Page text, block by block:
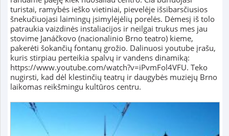
turistai, ramybės ieško vietiniai, pievelėje išsibarsčiusios
šnekučiuojasi laimingų įsimylėjėlių porelės. Dėmesį iš tolo
patraukia vaizdinės instaliacijos ir neilgai trukus mes jau
stovime Janáčkovo (nacionalinio Brno teatro) kieme,
pakerėti šokančių fontanų grožio. Dalinuosi youtube įrašu,
kuris stirpiau perteikia spalvų ir vandens dinamiką:
https://www.youtube.com/watch?v=iPvmFol4VFU. Teko
nugirsti, kad dėl klestinčių teatrų ir daugybės muziejų Brno
laikomas reikšmingu kultūros centru.